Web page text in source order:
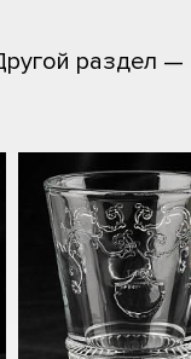
раздел —